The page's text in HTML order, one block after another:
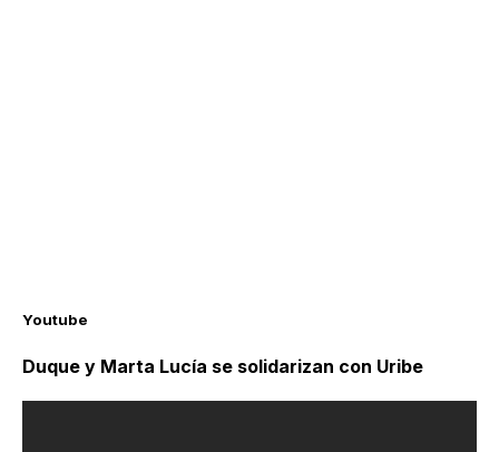
Youtube
Duque y Marta Lucía se solidarizan con Uribe